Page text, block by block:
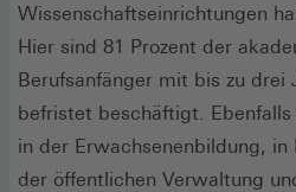
Wissenschaftseinrichtungen
Hier sind 81 Prozent der
Berufsanfänger mit bis zu drei
befristet beschäftigt.
in der Erwachsenenbildung, in
der öffentlichen Verwaltung